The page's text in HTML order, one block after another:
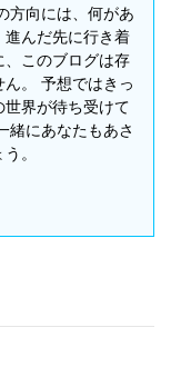
方向には、何があ
進んだ先に行き着
、このブログは存
。 予想ではきっ
世界が待ち受けて
緒にあなたもあさ
。